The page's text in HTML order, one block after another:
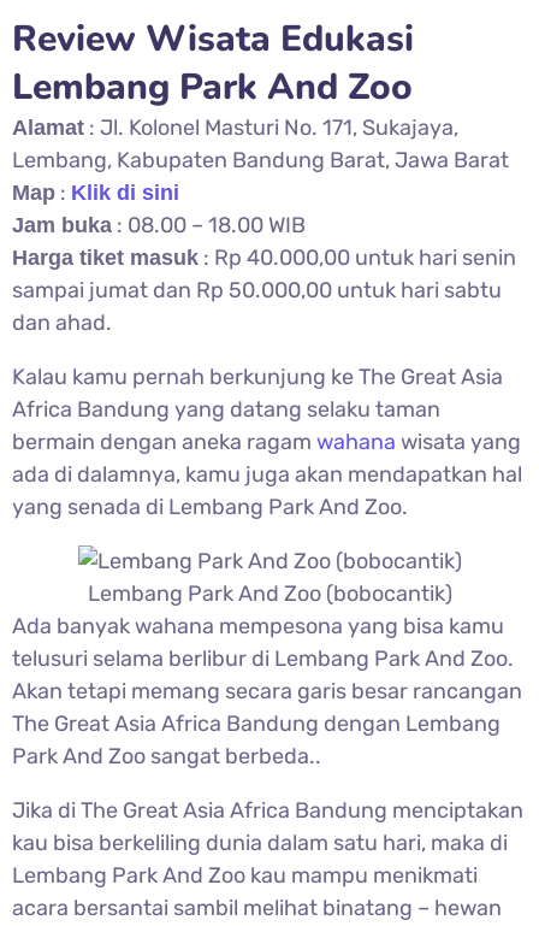
Review Wisata Edukasi
Lembang Park And Zoo
Alamat : Jl. Kolonel Masturi No. 171, Sukajaya,
Lembang, Kabupaten Bandung Barat, Jawa Barat
Map : Klik di sini
Jam buka : 08.00 – 18.00 WIB
Harga tiket masuk : Rp 40.000,00 untuk hari senin
sampai jumat dan Rp 50.000,00 untuk hari sabtu
dan ahad.
Kalau kamu pernah berkunjung ke The Great Asia
Africa Bandung yang datang selaku taman
bermain dengan aneka ragam wahana wisata yang
ada di dalamnya, kamu juga akan mendapatkan hal
yang senada di Lembang Park And Zoo.
Lembang Park And Zoo (bobocantik)
Ada banyak wahana mempesona yang bisa kamu
telusuri selama berlibur di Lembang Park And Zoo.
Akan tetapi memang secara garis besar rancangan
The Great Asia Africa Bandung dengan Lembang
Park And Zoo sangat berbeda..
Jika di The Great Asia Africa Bandung menciptakan
kau bisa berkeliling dunia dalam satu hari, maka di
Lembang Park And Zoo kau mampu menikmati
acara bersantai sambil melihat binatang – hewan